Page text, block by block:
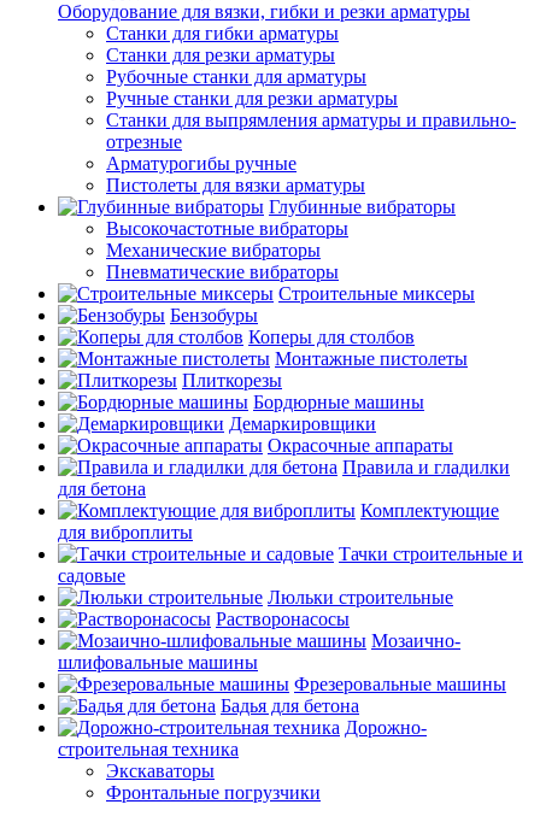
Оборудование для вязки, гибки и резки арматуры
Станки для гибки арматуры
Станки для резки арматуры
Рубочные станки для арматуры
Ручные станки для резки арматуры
Станки для выпрямления арматуры и правильно-
отрезные
Арматурогибы ручные
Пистолеты для вязки арматуры
Глубинные вибраторы
Высокочастотные вибраторы
Механические вибраторы
Пневматические вибраторы
Строительные миксеры
Бензобуры
Коперы для столбов
Монтажные пистолеты
Плиткорезы
Бордюрные машины
Демаркировщики
Окрасочные аппараты
Правила и гладилки
для бетона
Комплектующие
для виброплиты
Тачки строительные и
садовые
Люльки строительные
Растворонасосы
Мозаично-
шлифовальные машины
Фрезеровальные машины
Бадья для бетона
Дорожно-
строительная техника
Экскаваторы
Фронтальные погрузчики